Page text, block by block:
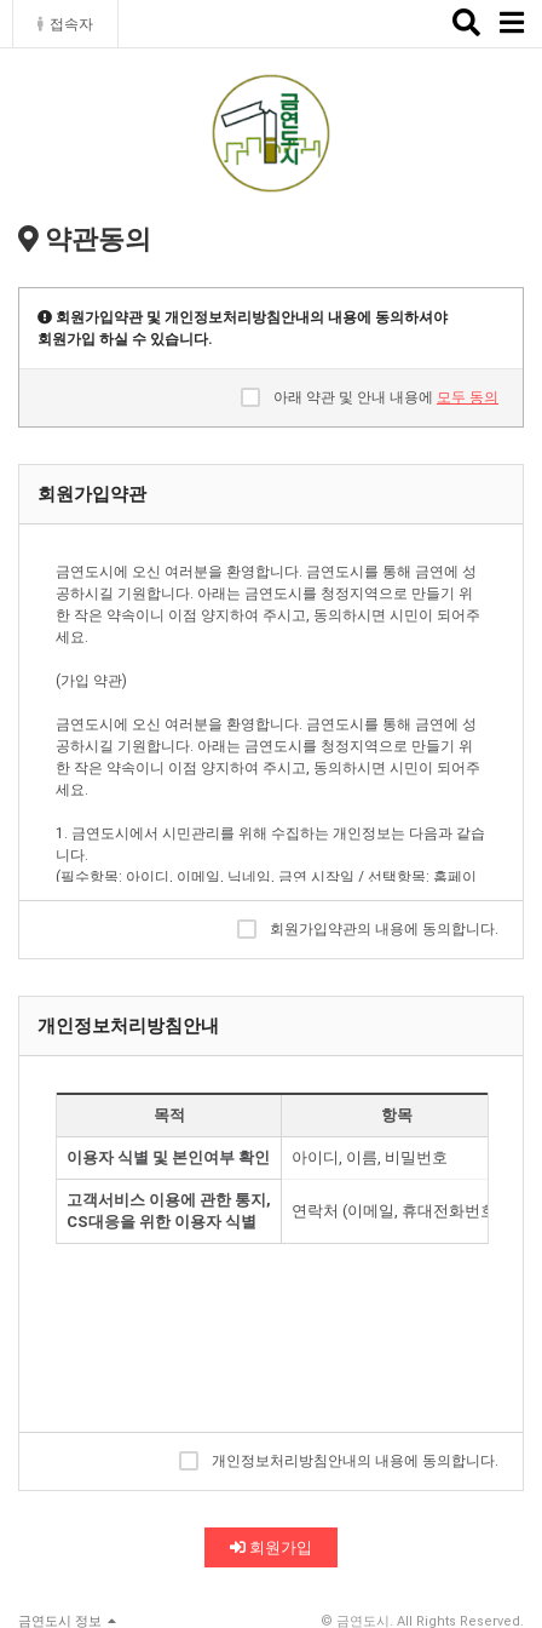
접속자
Toggle
약관동의
회원가입약관 및 개인정보처리방침안내의 내용에 동의하셔야
회원가입 하실 수 있습니다.
아래 약관 및 안내 내용에 모두 동의
회원가입약관
금연도시에 오신 여러분을 환영합니다. 금연도시를 통해 금연에 성
공하시길 기원합니다. 아래는 금연도시를 청정지역으로 만들기 위
한 작은 약속이니 이점 양지하여 주시고, 동의하시면 시민이 되어주
세요.
(가입 약관)
금연도시에 오신 여러분을 환영합니다. 금연도시를 통해 금연에 성
공하시길 기원합니다. 아래는 금연도시를 청정지역으로 만들기 위
한 작은 약속이니 이점 양지하여 주시고, 동의하시면 시민이 되어주
세요.
1. 금연도시에서 시민관리를 위해 수집하는 개인정보는 다음과 같습
니다.
(필수항목: 아이디, 이메일, 닉네임, 금연 시작일 / 선택항목: 홈페이
지, 한마디)
2. 금연도시 시민은 닉네임, 금연시작일, 금연도시 신분을 공개를 원
칙으로 합니다.
(운영 약관)
아울러, 금연도시의 시민이 되기로 하셨다면 다음 사항을 기억해주
세요. 금연도시는 어렵고 힘들다는 금연을 보다 쉽게하기 위하여 금
연자들이 모여서 서로 격려하고 도움을 주고 받는 곳입니다. 금연도
시를 청정지역으로 유지할 수 있도록 부탁드립니다.
1. 금연도시에는 금연자의 가족들 특히 자녀들도 보고 있다는 점 기
억해 주세요.
수 있음을 미리 알려드립니다.
회원가입약관의 내용에 동의합니다.
개인정보처리방침안내
목적 항목
이용자 식별 및 본인여부 확인 아이디, 이름, 비밀번호
고객서비스 이용에 관한 통지,
CS대응을 위한 이용자 식별
연락처 (이메일, 휴대전화번호)
개인정보처리방침안내의 내용에 동의합니다.
회원가입
금연도시 정보 © 금연도시. All Rights Reserved.